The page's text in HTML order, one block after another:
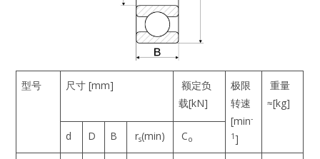
型号 尺寸 [mm]
额定负
载[kN]
极限
转速
[min-
1]
重量
≈[kg]
d D B rs(min) Co